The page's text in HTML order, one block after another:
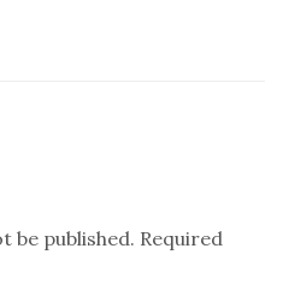
be published. Required